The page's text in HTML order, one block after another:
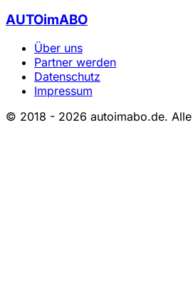
AUTOimABO
Über uns
Partner werden
Datenschutz
Impressum
© 2018 - 2026 autoimabo.de. Alle